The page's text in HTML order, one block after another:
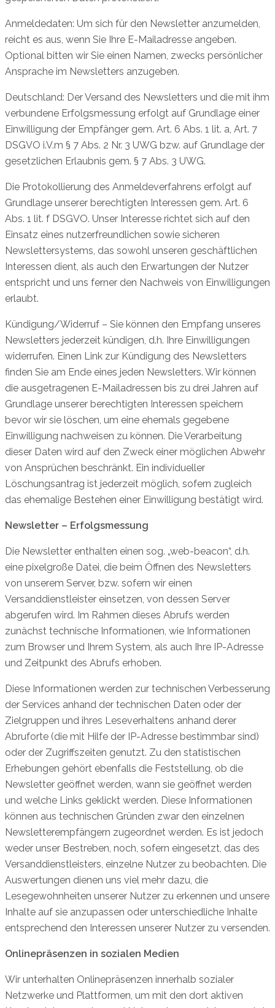
Anmeldedaten: Um sich für den Newsletter anzumelden,
reicht es aus, wenn Sie Ihre E-Mailadresse angeben.
Optional bitten wir Sie einen Namen, zwecks persönlicher
Ansprache im Newsletters anzugeben.
Deutschland: Der Versand des Newsletters und die mit ihm
verbundene Erfolgsmessung erfolgt auf Grundlage einer
Einwilligung der Empfänger gem. Art. 6 Abs. 1 lit. a, Art. 7
DSGVO i.V.m § 7 Abs. 2 Nr. 3 UWG bzw. auf Grundlage der
gesetzlichen Erlaubnis gem. § 7 Abs. 3 UWG.
Die Protokollierung des Anmeldeverfahrens erfolgt auf
Grundlage unserer berechtigten Interessen gem. Art. 6
Abs. 1 lit. f DSGVO. Unser Interesse richtet sich auf den
Einsatz eines nutzerfreundlichen sowie sicheren
Newslettersystems, das sowohl unseren geschäftlichen
Interessen dient, als auch den Erwartungen der Nutzer
entspricht und uns ferner den Nachweis von Einwilligungen
erlaubt.
Kündigung/Widerruf – Sie können den Empfang unseres
Newsletters jederzeit kündigen, d.h. Ihre Einwilligungen
widerrufen. Einen Link zur Kündigung des Newsletters
finden Sie am Ende eines jeden Newsletters. Wir können
die ausgetragenen E-Mailadressen bis zu drei Jahren auf
Grundlage unserer berechtigten Interessen speichern
bevor wir sie löschen, um eine ehemals gegebene
Einwilligung nachweisen zu können. Die Verarbeitung
dieser Daten wird auf den Zweck einer möglichen Abwehr
von Ansprüchen beschränkt. Ein individueller
Löschungsantrag ist jederzeit möglich, sofern zugleich
das ehemalige Bestehen einer Einwilligung bestätigt wird.
Newsletter – Erfolgsmessung
Die Newsletter enthalten einen sog. „web-beacon“, d.h.
eine pixelgroße Datei, die beim Öffnen des Newsletters
von unserem Server, bzw. sofern wir einen
Versanddienstleister einsetzen, von dessen Server
abgerufen wird. Im Rahmen dieses Abrufs werden
zunächst technische Informationen, wie Informationen
zum Browser und Ihrem System, als auch Ihre IP-Adresse
und Zeitpunkt des Abrufs erhoben.
Diese Informationen werden zur technischen Verbesserung
der Services anhand der technischen Daten oder der
Zielgruppen und ihres Leseverhaltens anhand derer
Abruforte (die mit Hilfe der IP-Adresse bestimmbar sind)
oder der Zugriffszeiten genutzt. Zu den statistischen
Erhebungen gehört ebenfalls die Feststellung, ob die
Newsletter geöffnet werden, wann sie geöffnet werden
und welche Links geklickt werden. Diese Informationen
können aus technischen Gründen zwar den einzelnen
Newsletterempfängern zugeordnet werden. Es ist jedoch
weder unser Bestreben, noch, sofern eingesetzt, das des
Versanddienstleisters, einzelne Nutzer zu beobachten. Die
Auswertungen dienen uns viel mehr dazu, die
Lesegewohnheiten unserer Nutzer zu erkennen und unsere
Inhalte auf sie anzupassen oder unterschiedliche Inhalte
entsprechend den Interessen unserer Nutzer zu versenden.
Onlinepräsenzen in sozialen Medien
Wir unterhalten Onlinepräsenzen innerhalb sozialer
Netzwerke und Plattformen, um mit den dort aktiven